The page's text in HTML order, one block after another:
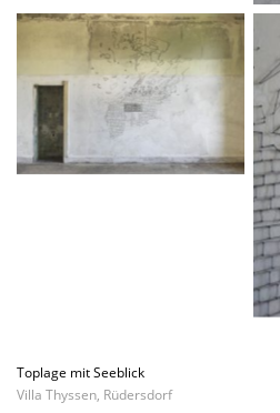
Toplage mit Seeblick
Villa Thyssen, Rüdersdorf